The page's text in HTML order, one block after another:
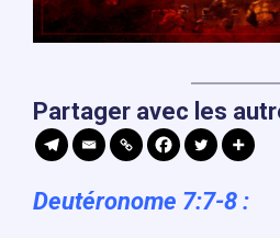
Partager avec les
Deutéronome 7:7-8 :